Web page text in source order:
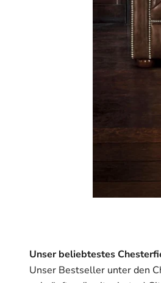
Unser beliebtestes
Unser Bestseller unter den